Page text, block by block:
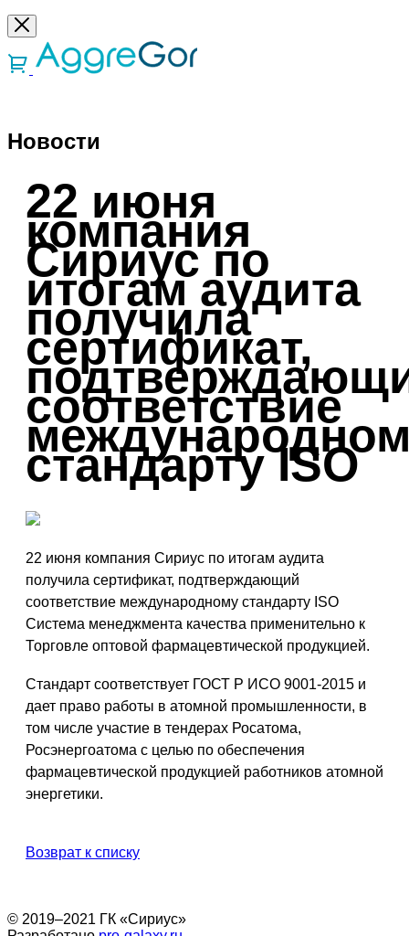
Новости
22 июня
компания
Сириус по
итогам аудита
получила
сертификат,
соответствие
стандарту ISO
22 июня компания Сириус по итогам аудита
получила сертификат, подтверждающий
соответствие международному стандарту ISO
Система менеджмента качества применительно к
Торговле оптовой фармацевтической продукцией.
Стандарт соответствует ГОСТ Р ИСО 9001-2015 и
дает право работы в атомной промышленности, в
том числе участие в тендерах Росатома,
Росэнергоатома с целью по обеспечения
фармацевтической продукцией работников атомной
энергетики.
Возврат к списку
© 2019–2021 ГК «Сириус»